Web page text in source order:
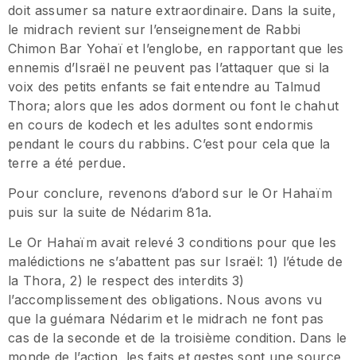
doit assumer sa nature extraordinaire. Dans la suite,
le midrach revient sur l’enseignement de Rabbi
Chimon Bar Yohaï et l’englobe, en rapportant que les
ennemis d’Israël ne peuvent pas l’attaquer que si la
voix des petits enfants se fait entendre au Talmud
Thora; alors que les ados dorment ou font le chahut
en cours de kodech et les adultes sont endormis
pendant le cours du rabbins. C’est pour cela que la
terre a été perdue.
Pour conclure, revenons d’abord sur le Or Hahaïm
puis sur la suite de Nédarim 81a.
Le Or Hahaïm avait relevé 3 conditions pour que les
malédictions ne s’abattent pas sur Israël: 1) l’étude de
la Thora, 2) le respect des interdits 3)
l’accomplissement des obligations. Nous avons vu
que la guémara Nédarim et le midrach ne font pas
cas de la seconde et de la troisième condition. Dans le